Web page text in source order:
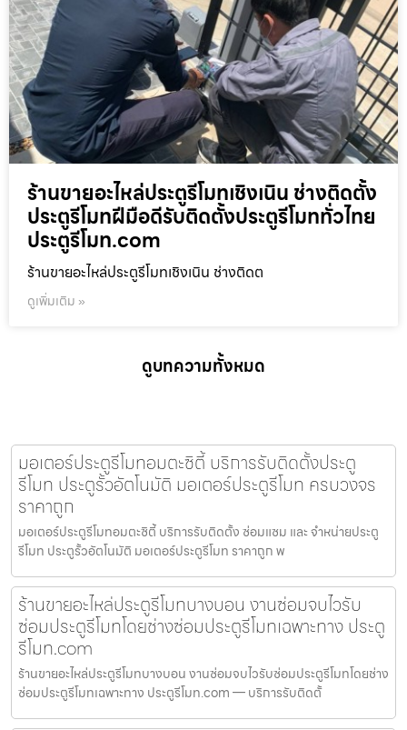
ร้านขายอะไหล่ประตูรีโมทเชิงเนิน ช่างติดตั้ง
ประตูรีโมทฝีมือดีรับติดตั้งประตูรีโมททั่วไทย
ประตูรีโมท.com
ร้านขายอะไหล่ประตูรีโมทเชิงเนิน ช่างติดต
ดูเพิ่มเติม »
ดูบทความทั้งหมด
มอเตอร์ประตูรีโมทอมตะซิตี้ บริการรับติดตั้งประตู
รีโมท ประตูรั้วอัตโนมัติ มอเตอร์ประตูรีโมท ครบวงจร
ราคาถูก
มอเตอร์ประตูรีโมทอมตะซิตี้ บริการรับติดตั้ง ซ่อมแซม และ จำหน่ายประตู
รีโมท ประตูรั้วอัตโนมัติ มอเตอร์ประตูรีโมท ราคาถูก พ
ร้านขายอะไหล่ประตูรีโมทบางบอน งานซ่อมจบไวรับ
ซ่อมประตูรีโมทโดยช่างซ่อมประตูรีโมทเฉพาะทาง ประตู
รีโมท.com
ร้านขายอะไหล่ประตูรีโมทบางบอน งานซ่อมจบไวรับซ่อมประตูรีโมทโดยช่าง
ซ่อมประตูรีโมทเฉพาะทาง ประตูรีโมท.com — บริการรับติดตั้